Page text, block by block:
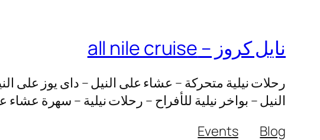
نايل كروز – all nile cruise
رحلات نيلية متحركة – عشاء على النيل – داى يوز على
النيل – بواخر نيلية للأفراح – رحلات نيلية – سهرة عشاء
Blog
Events